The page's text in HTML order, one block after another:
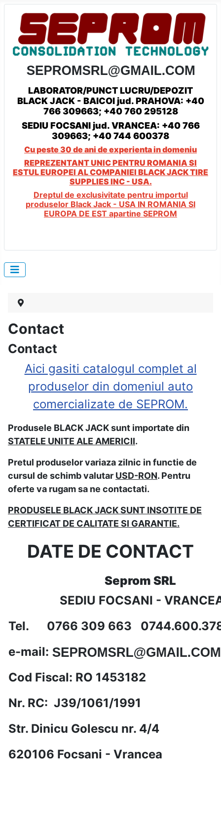
LABORATOR/PUNCT LUCRU/DEPOZIT
BLACK JACK - BAICOI jud. PRAHOVA: +40
766 309663; +40 760 295128
SEDIU FOCSANI jud. VRANCEA: +40 766
309663; +40 744 600378
Cu peste 30 de ani de experienta in domeniu
REPREZENTANT UNIC PENTRU ROMANIA SI
ESTUL EUROPEI AL COMPANIEI BLACK JACK TIRE
SUPPLIES INC - USA.
Dreptul de exclusivitate pentru importul
produselor Black Jack - USA IN ROMANIA SI
EUROPA DE EST apartine SEPROM
Contact
Contact
Aici gasiti catalogul complet al
produselor din domeniul auto
comercializate de SEPROM.
Produsele BLACK JACK sunt importate din
STATELE UNITE ALE AMERICII.
Pretul produselor variaza zilnic in functie de
cursul de schimb valutar USD-RON. Pentru
oferte va rugam sa ne contactati.
PRODUSELE BLACK JACK SUNT INSOTITE DE
CERTIFICAT DE CALITATE SI GARANTIE.
DATE DE CONTACT
Seprom SRL
SEDIU FOCSANI -
Tel. 0766 309 663
e-mail:
Cod Fiscal: RO 1453182
Nr. RC: J39/1061/1991
Str. Dinicu Golescu nr. 4/4
620106 Focsani - Vrancea